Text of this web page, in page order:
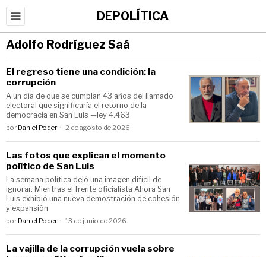
DEPOLÍTICA
Adolfo Rodríguez Saá
El regreso tiene una condición: la
corrupción
A un día de que se cumplan 43 años del llamado
electoral que significaría el retorno de la
democracia en San Luis —ley 4.463
por Daniel Poder 2 de agosto de 2026
Las fotos que explican el momento
político de San Luis
La semana política dejó una imagen difícil de
ignorar. Mientras el frente oficialista Ahora San
Luis exhibió una nueva demostración de cohesión
y expansión
por Daniel Poder 13 de junio de 2026
La vajilla de la corrupción vuela sobre